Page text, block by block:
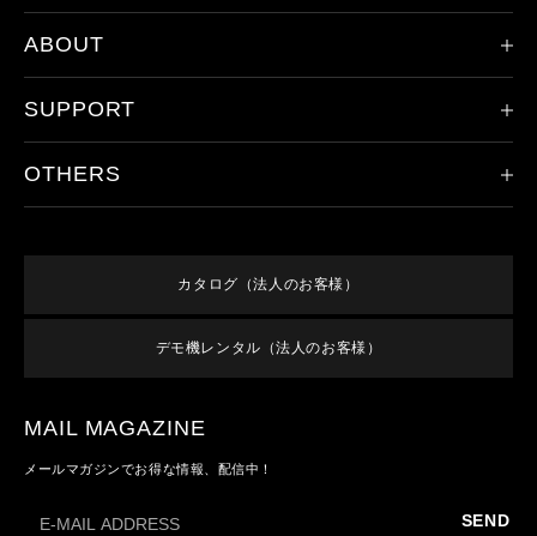
限定モデル
その他のライト
アクセサリ
ABOUT
会社概要
SUPPORT
製品登録
オンラインショップご利用案内
OTHERS
利用規約
特定商取引法に基づく表記
カタログ（法人のお客様）
デモ機レンタル（法人のお客様）
MAIL MAGAZINE
メールマガジンでお得な情報、配信中！
SEND